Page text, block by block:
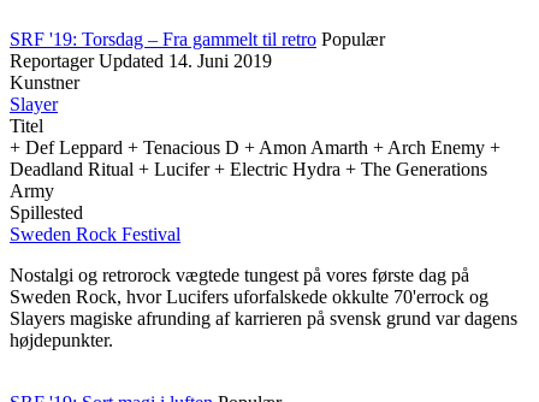
SRF '19: Torsdag – Fra gammelt til retro Populær
Reportager Updated 14. Juni 2019
Kunstner
Slayer
Titel
+ Def Leppard + Tenacious D + Amon Amarth + Arch Enemy +
Deadland Ritual + Lucifer + Electric Hydra + The Generations
Army
Spillested
Sweden Rock Festival
Nostalgi og retrorock vægtede tungest på vores første dag på
Sweden Rock, hvor Lucifers uforfalskede okkulte 70'errock og
Slayers magiske afrunding af karrieren på svensk grund var dagens
højdepunkter.